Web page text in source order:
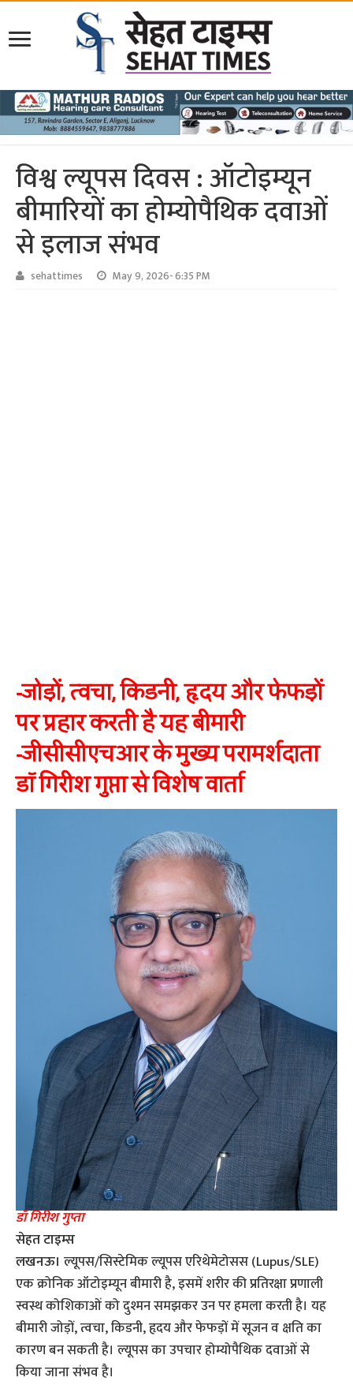
विश्व ल्यूपस दिवस : ऑटोइम्यून
बीमारियों का होम्योपैथिक दवाओं
से इलाज संभव
sehattimes May 9, 2026- 6:35 PM
-जोड़ों, त्वचा, किडनी, हृदय और फेफड़ों
पर प्रहार करती है यह बीमारी
-जीसीसीएचआर के मुख्य परामर्शदाता
डॉ गिरीश गुप्ता से विशेष वार्ता
डॉ गिरीश गुप्ता
सेहत टाइम्स
लखनऊ। ल्यूपस/सिस्टेमिक ल्यूपस एरिथेमेटोसस (Lupus/SLE)
एक क्रोनिक ऑटोइम्यून बीमारी है, इसमें शरीर की प्रतिरक्षा प्रणाली
स्वस्थ कोशिकाओं को दुश्मन समझकर उन पर हमला करती है। यह
बीमारी जोड़ों, त्वचा, किडनी, हृदय और फेफड़ों में सूजन व क्षति का
कारण बन सकती है। ल्यूपस का उपचार होम्योपैथिक दवाओं से
किया जाना संभव है।